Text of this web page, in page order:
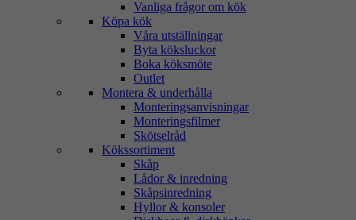
Vanliga frågor om kök
Köpa kök
Våra utställningar
Byta köksluckor
Boka köksmöte
Outlet
Montera & underhålla
Monteringsanvisningar
Monteringsfilmer
Skötselråd
Kökssortiment
Skåp
Lådor & inredning
Skåpsinredning
Hyllor & konsoler